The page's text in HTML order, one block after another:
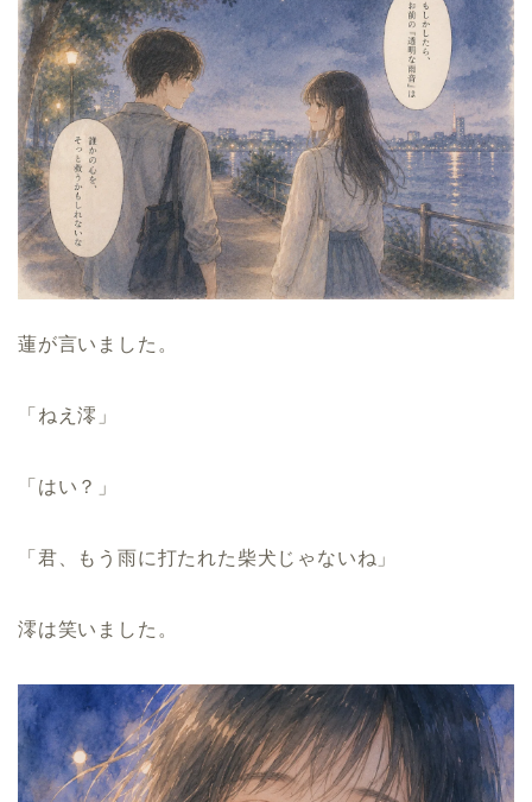
蓮が言いました。
「ねえ澪」
「はい？」
「君、もう雨に打たれた柴犬じゃないね」
澪は笑いました。